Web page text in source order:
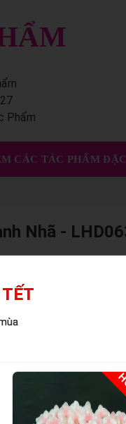
Phẩm
CÁC TÁC PHẨM
Nhã -
nhau, không hoàn
tầm 90%-95% như